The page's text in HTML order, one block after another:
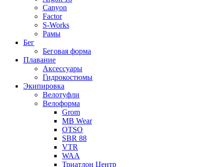
Canyon
Factor
S-Works
Рамы
Бег
Беговая форма
Плавание
Аксессуары
Гидрокостюмы
Экипировка
Велотуфли
Велоформа
Grom
MB Wear
OTSO
SBR 88
VTR
WAA
Триатлон Центр